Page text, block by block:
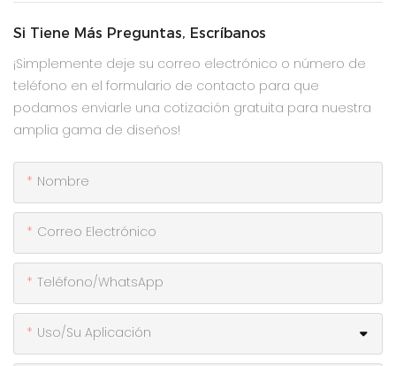
Si Tiene Más Preguntas, Escríbanos
¡Simplemente deje su correo electrónico o número de
teléfono en el formulario de contacto para que
podamos enviarle una cotización gratuita para nuestra
amplia gama de diseños!
Nombre
Correo Electrónico
Teléfono/WhatsApp
Uso/Su Aplicación